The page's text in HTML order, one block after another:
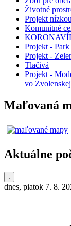
Životné
Projekt
Komunitné
Projekt -
Projekt -
Tlačivá
Projekt -
vo
Maľovaná
Aktuálne
dnes, piatok 7. 8.